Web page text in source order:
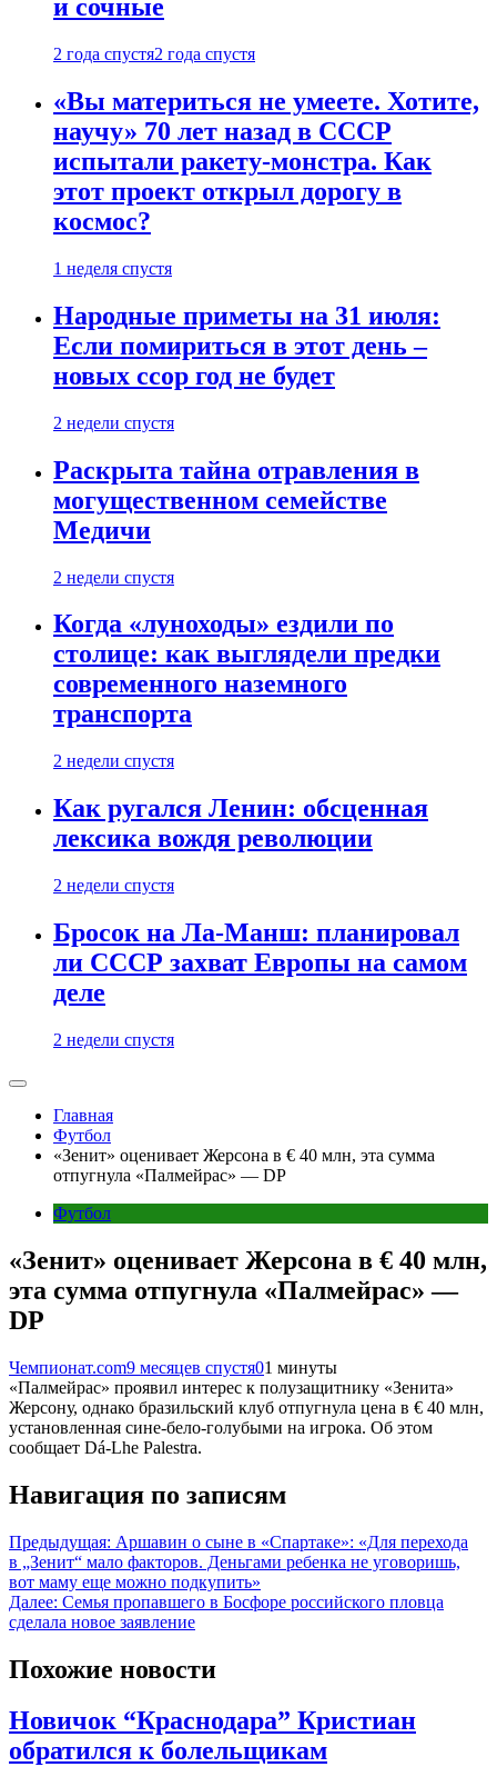
и сочные
2 года спустя2 года спустя
«Вы материться не умеете. Хотите,
научу» 70 лет назад в СССР
испытали ракету-монстра. Как
этот проект открыл дорогу в
космос?
1 неделя спустя
Народные приметы на 31 июля:
Если помириться в этот день –
новых ссор год не будет
2 недели спустя
Раскрыта тайна отравления в
могущественном семействе
Медичи
2 недели спустя
Когда «луноходы» ездили по
столице: как выглядели предки
современного наземного
транспорта
2 недели спустя
Как ругался Ленин: обсценная
лексика вождя революции
2 недели спустя
Бросок на Ла-Манш: планировал
ли СССР захват Европы на самом
деле
2 недели спустя
Главная
Футбол
«Зенит» оценивает Жерсона в € 40 млн, эта сумма
отпугнула «Палмейрас» — DP
Футбол
«Зенит» оценивает Жерсона в € 40 млн,
эта сумма отпугнула «Палмейрас» —
DP
Чемпионат.com9 месяцев спустя01 минуты
«Палмейрас» проявил интерес к полузащитнику «Зенита»
Жерсону, однако бразильский клуб отпугнула цена в € 40 млн,
установленная сине-бело-голубыми на игрока. Об этом
сообщает Dá-Lhe Palestra.
Навигация по записям
Предыдущая: Аршавин о сыне в «Спартаке»: «Для перехода
в „Зенит“ мало факторов. Деньгами ребенка не уговоришь,
вот маму еще можно подкупить»
Далее: Семья пропавшего в Босфоре российского пловца
сделала новое заявление
Похожие новости
Новичок “Краснодара” Кристиан
обратился к болельщикам